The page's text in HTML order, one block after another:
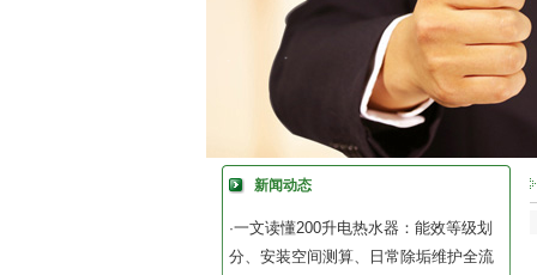
新闻动态
·一文读懂200升电热水器：能效等级划
分、安装空间测算、日常除垢维护全流